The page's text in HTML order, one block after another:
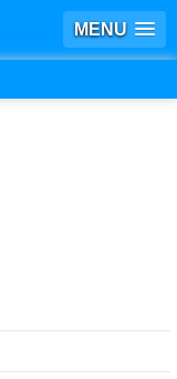
MENU